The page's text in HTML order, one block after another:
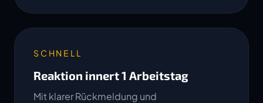
SCHNELL
Reaktion innert 1 Arbeitstag
Mit klarer Rückmeldung und